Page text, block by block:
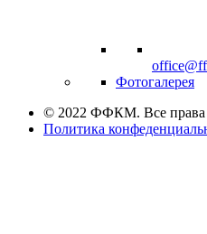
Фотогалерея
© 2022 ФФКМ. Все
Политика